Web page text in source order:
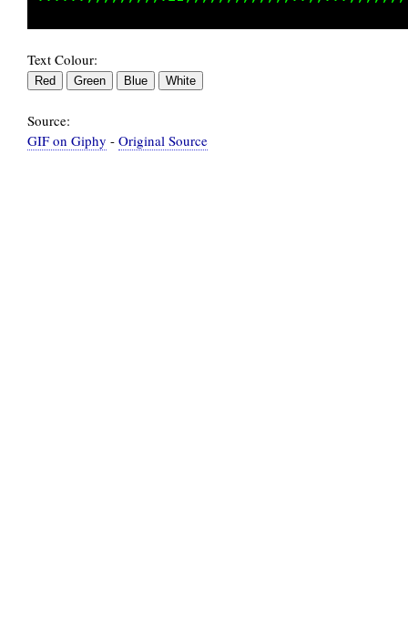
Text Colour:
Source:
GIF on Giphy - Original Source